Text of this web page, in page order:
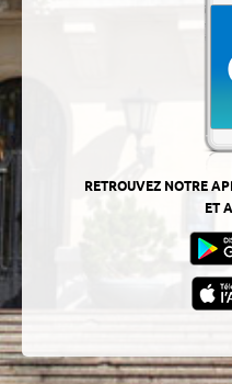
RETROUVEZ NOTRE
ET